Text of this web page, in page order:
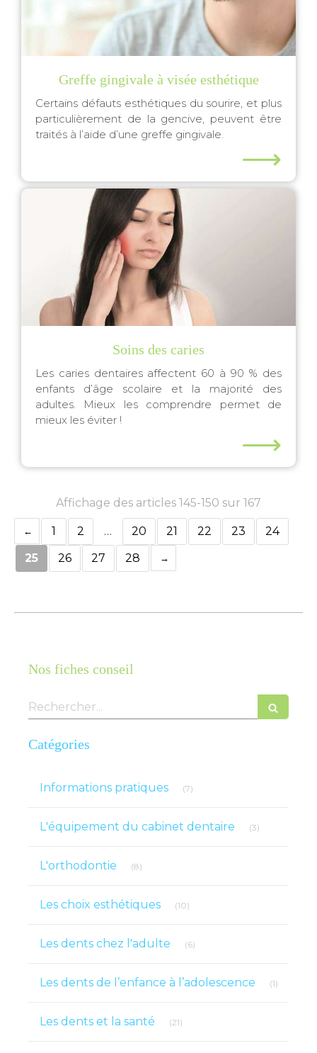
Greffe gingivale à visée esthétique
Certains défauts esthétiques du sourire, et plus
particulièrement de la gencive, peuvent être
traités à l’aide d’une greffe gingivale.
⟶
Soins des caries
Les caries dentaires affectent 60 à 90 % des
enfants d’âge scolaire et la majorité des
adultes. Mieux les comprendre permet de
mieux les éviter !
⟶
Affichage des articles 145-150 sur 167
1 2 … 20 21 22 23
24
25
26 27 28
Nos fiches conseil
Rechercher
Catégories
Informations pratiques (7)
L'équipement du cabinet dentaire (3)
L'orthodontie (8)
Les choix esthétiques (10)
Les dents chez l'adulte (6)
Les dents de l’enfance à l’adolescence (1)
Les dents et la santé (21)